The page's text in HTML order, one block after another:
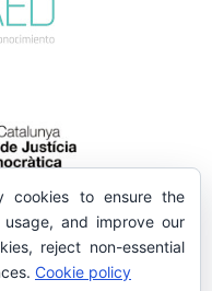
cookies to ensure the
and improve our
reject non-essential
Cookie policy